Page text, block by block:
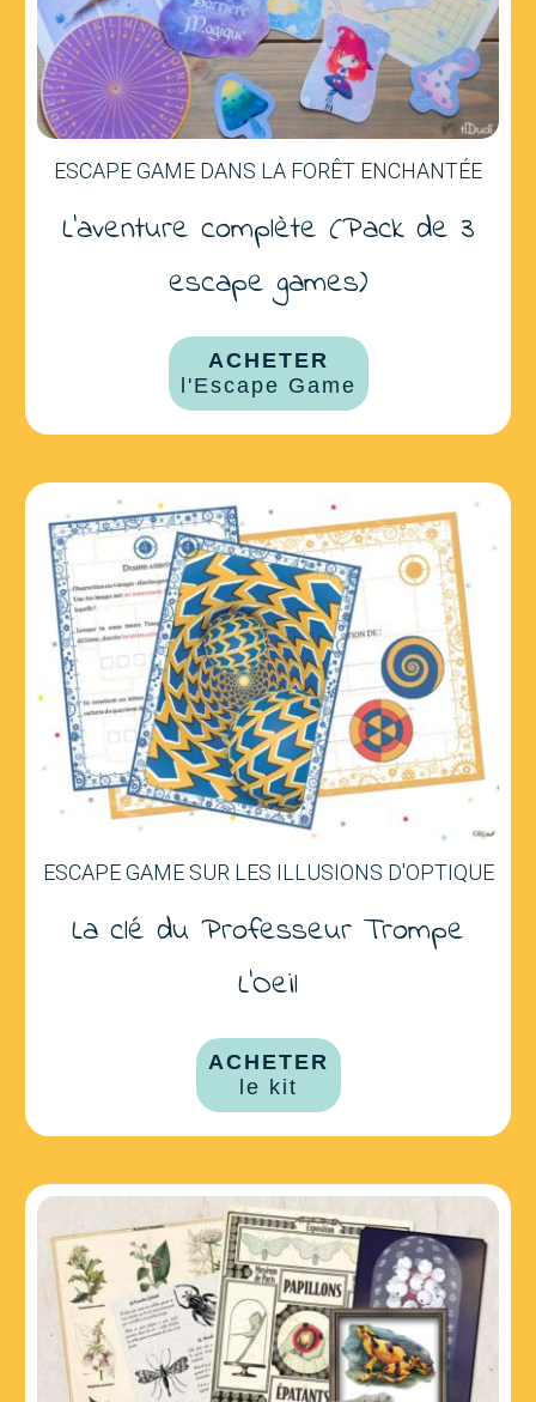
ESCAPE GAME DANS LA FORÊT ENCHANTÉE
L'aventure complète (Pack de 3
escape games)
ACHETER
l'Escape Game
ESCAPE GAME SUR LES ILLUSIONS D'OPTIQUE
La clé du Professeur Trompe
L'Oeil
ACHETER
le kit